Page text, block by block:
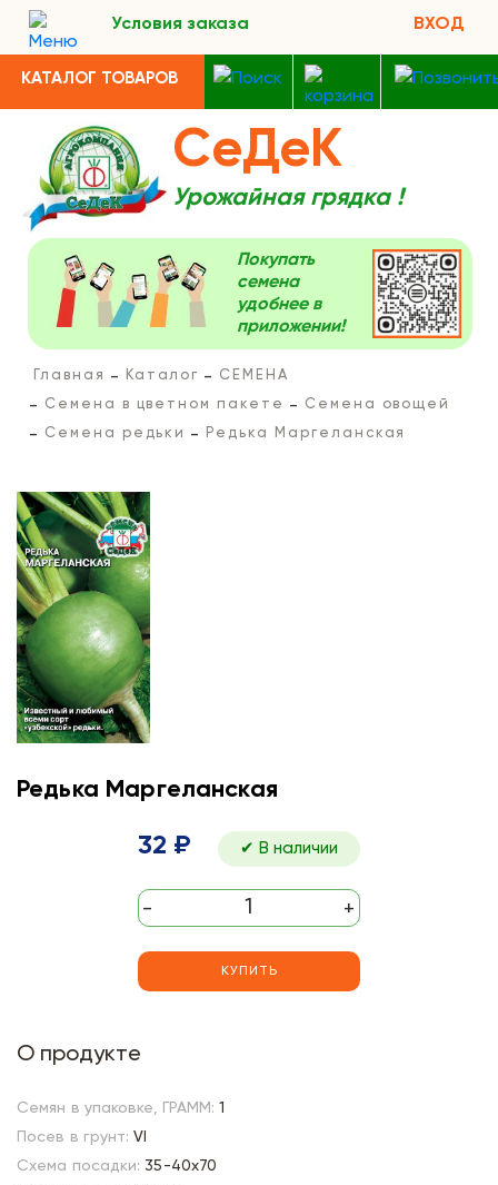
Условия заказа ВХОД
КАТАЛОГ ТОВАРОВ
СеДеК
Урожайная грядка !
Покупать
семена
удобнее в
приложении!
Главная Каталог
СЕМЕНА
Семена в цветном пакете
Семена овощей
Семена редьки
Редька Маргеланская
Редька Маргеланская
32 ₽ ✔ В наличии
- +
КУПИТЬ
О продукте
Семян в упаковке, ГРАММ: 1
Посев в грунт: VI
Схема посадки: 35-40х70